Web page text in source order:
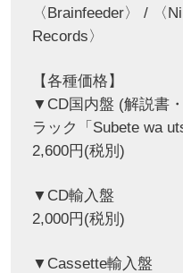
〈Brainfeeder〉 / 〈
Records〉
【各種価格】
▼CD国内盤 (解説書
ラック「Subete wa
2,600円(税別)
▼CD輸入盤
2,000円(税別)
▼Cassette輸入盤